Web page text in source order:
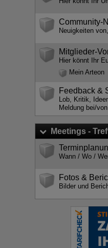
Community-
Neuigkeiten
Mitglieder-
Hier könnt Ihr
Mein Arteon
Feedback &
Lob, Kritik,
Meldung bei/
Meetings -
Wann / Wo /
Fotos &
Bilder und